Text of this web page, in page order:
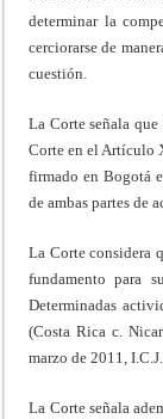
determinar la
cerciorarse de
cuestión.
La Corte señala
Corte en el Artículo
firmado en Bogotá
de ambas partes de
La Corte considera
fundamento para
Determinadas
(Costa Rica c.
marzo de 2011,
La Corte señala